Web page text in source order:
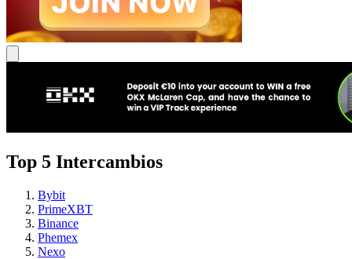
Top 5 Intercambios
Bybit
PrimeXBT
Binance
Phemex
Nexo